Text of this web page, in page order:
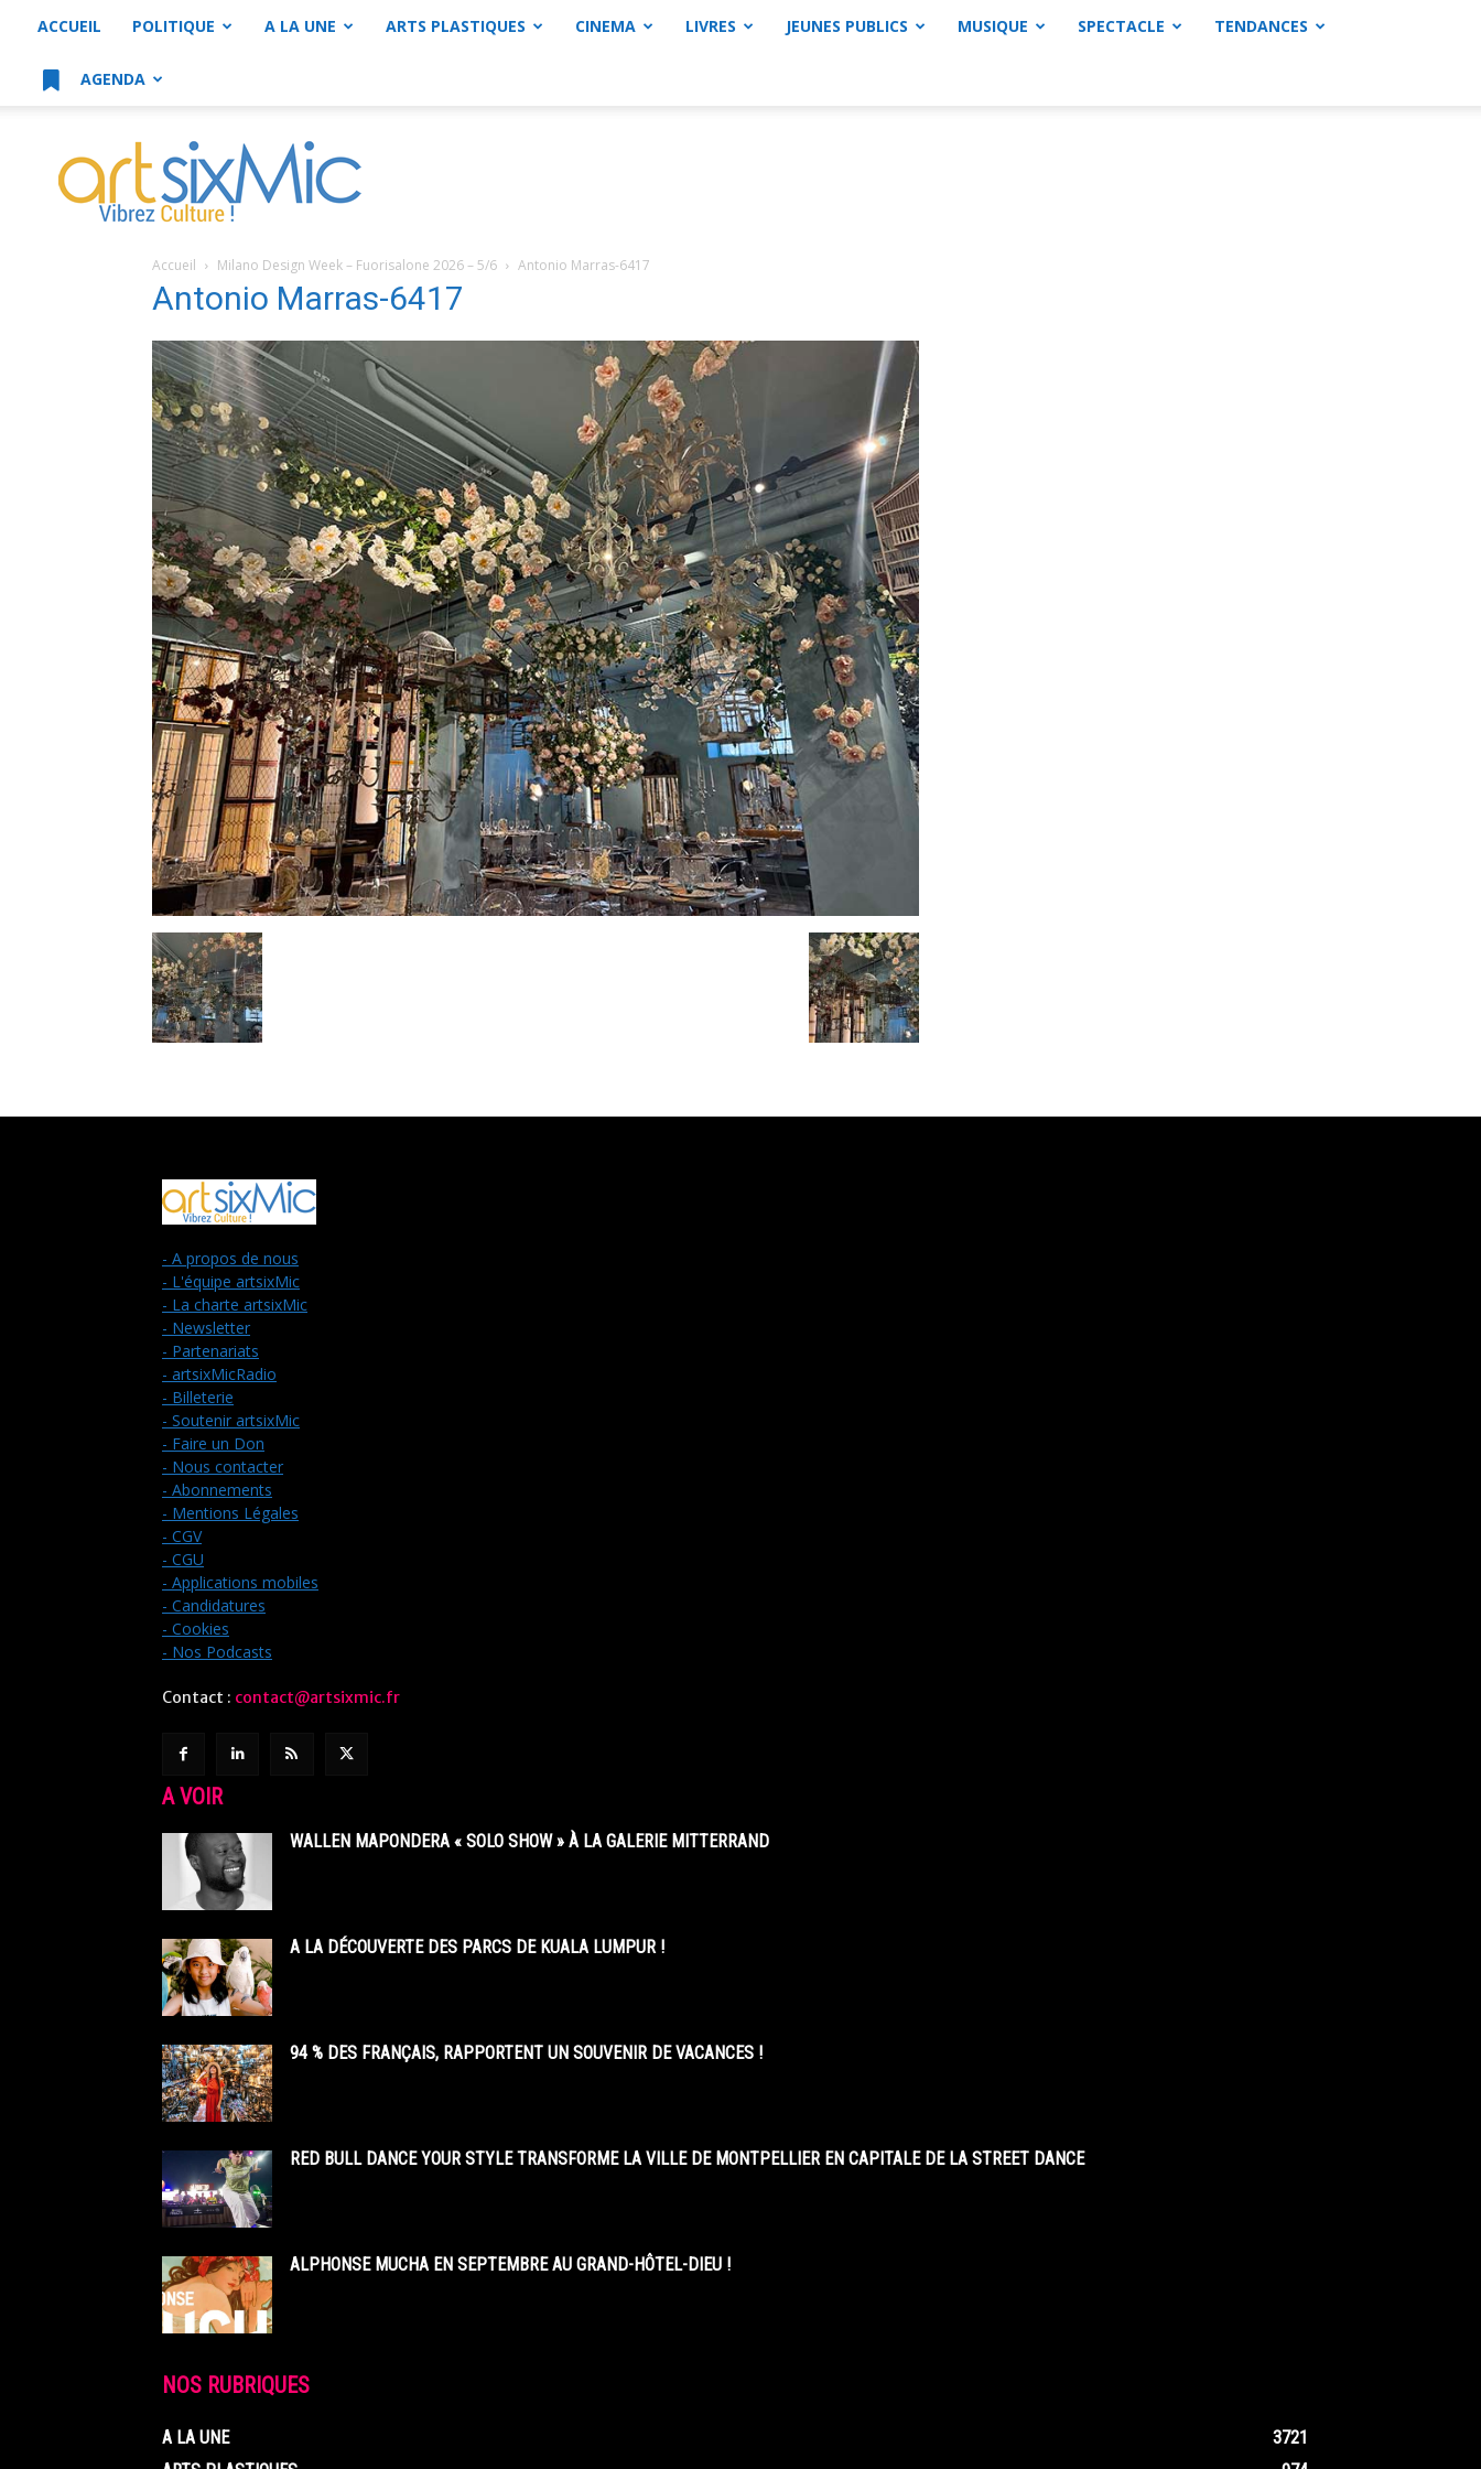
ACCUEIL POLITIQUE A LA UNE ARTS PLASTIQUES CINEMA LIVRES JEUNES PUBLICS MUSIQUE SPECTACLE TENDANCES
AGENDA
artsixMic
Accueil Milano Design Week – Fuorisalone 2026 – 5/6 Antonio Marras-6417
Antonio Marras-6417
- A propos de nous
- L'équipe artsixMic
- La charte artsixMic
- Newsletter
- Partenariats
- artsixMicRadio
- Billeterie
- Soutenir artsixMic
- Faire un Don
- Nous contacter
- Abonnements
- Mentions Légales
- CGV
- CGU
- Applications mobiles
- Candidatures
- Cookies
- Nos Podcasts
Contact : contact@artsixmic.fr
A VOIR
WALLEN MAPONDERA « SOLO SHOW » À LA GALERIE MITTERRAND
A LA DÉCOUVERTE DES PARCS DE KUALA LUMPUR !
94 % DES FRANÇAIS, RAPPORTENT UN SOUVENIR DE VACANCES !
RED BULL DANCE YOUR STYLE TRANSFORME LA VILLE DE MONTPELLIER EN CAPITALE DE LA STREET DANCE
ALPHONSE MUCHA EN SEPTEMBRE AU GRAND-HÔTEL-DIEU !
NOS RUBRIQUES
A LA UNE
3721